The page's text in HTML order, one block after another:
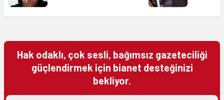
Hak odaklı, çok sesli, bağımsız gazeteciliği
güçlendirmek için bianet desteğinizi
bekliyor.